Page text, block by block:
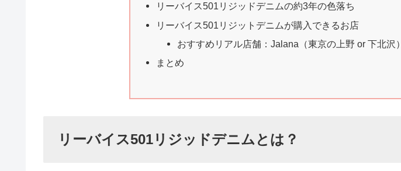
リーバイス501リジッドデニムの約3年の色落ち
リーバイス501リジットデニムが購入できるお店
おすすめリアル店舗：Jalana（東京の上野 or 下北沢）
まとめ
リーバイス501リジッドデニムとは？